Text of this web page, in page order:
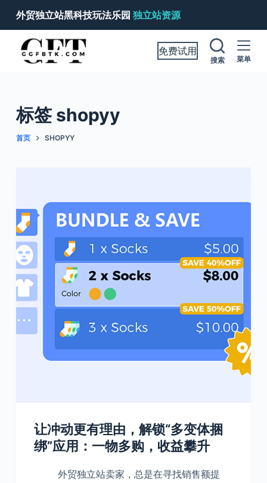
跳
过
内
外贸独立站黑科技玩法乐园 独立站资源
免费试用
搜索 菜单
标签shopyy
首页 SHOPYY
让冲动更有理由，解锁“多变体捆
绑”应用：一物多购，收益攀升
外贸独立站卖家，总是在寻找销售额提